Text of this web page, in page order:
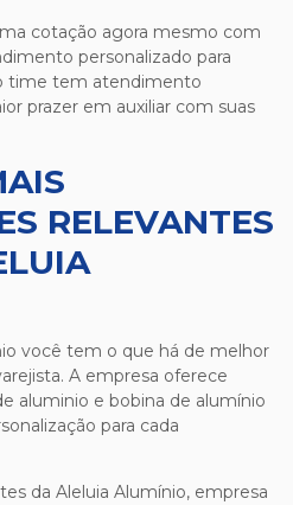
cotação agora mesmo com
personalizado para
time tem atendimento
prazer em auxiliar com suas
RELEVANTES
você tem o que há de melhor
A empresa oferece
aluminio e bobina de alumínio
para cada
da Aleluia Alumínio, empresa